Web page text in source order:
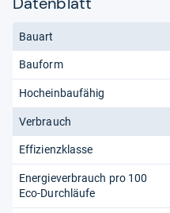
Bauart
Bauform
Hocheinbaufähig
Verbrauch
Effizienzklasse
Energieverbrauch pro 100
Eco-Durchläufe